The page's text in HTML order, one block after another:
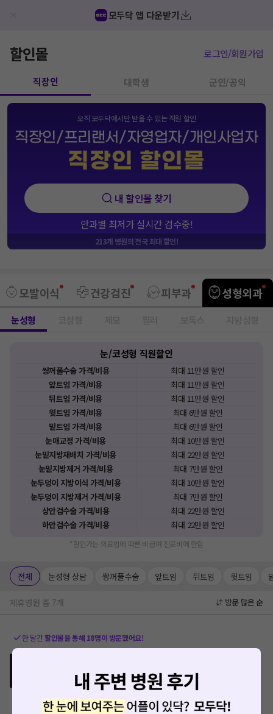
모두닥 앱 다운받기
할인몰 로그인/회원가입
직장인 대학생 군인/공익
오직 모두닥에서만 받을 수 있는 직원 할인
직장인/프리랜서/자영업자/개인사업자
직장인 할인몰
내 할인몰 찾기
안과별 최저가 실시간 검수중!
213개 병원의 전국 최대 할인!
모발이식 건강검진 피부과 성형외과
눈성형
눈/코성형 직원할인
쌍꺼풀수술가격/비용 최대 11만원 할인
앞트임 가격/비용 최대 11만원 할인
뒤트임 가격/비용 최대 11만원 할인
윗트임 가격/비용 최대 6만원 할인
밑트임 가격/비용 최대 6만원 할인
눈매교정 가격/비용 최대 10만원 할인
눈밑지방재배치 가격/비용 최대 22만원 할인
눈밑지방제거 가격/비용 최대 7만원 할인
눈두덩이 지방이식 가격/비용 최대 10만원 할인
눈두덩이 지방제거 가격/비용 최대 7만원 할인
상안검수술가격/비용 최대 22만원 할인
하안검수술가격/비용 최대 22만원 할인
*할인가는 의료법에 따른 비급여 진료비에 한함
전체 눈성형 상담 쌍꺼풀수술 앞트임 뒤트임 윗트임
제휴병원 총 7개 방문 많은 순
한 달간할인몰을 통해 18명이 방문했어요!
가족할인
133)
경기도 파주시 운정1동